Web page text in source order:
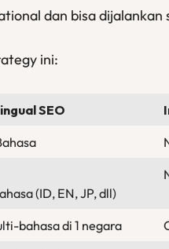
dan bisa dijalankan
ini:
SEO
(ID, EN, JP, dll)
bahasa di 1 negara